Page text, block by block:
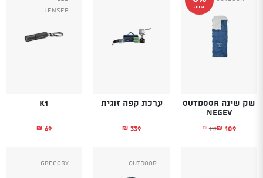
הנחה
שק שינה Outdoor
Negev
₪ 119
המחיר המקורי היה: ₪119.₪ 109 המחיר הנוכחי הוא: ₪109.
ערכת קפה זוגית
₪ 339
Lenser
K1
₪ 69
Outdoor
Gregory